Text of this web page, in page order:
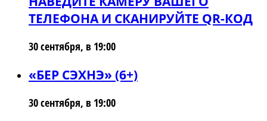
ТЕЛЕФОНА И СКАНИРУЙТЕ QR-КОД
30 сентября, в 19:00
«БЕР СЭХНЭ» (6+)
30 сентября, в 19:00